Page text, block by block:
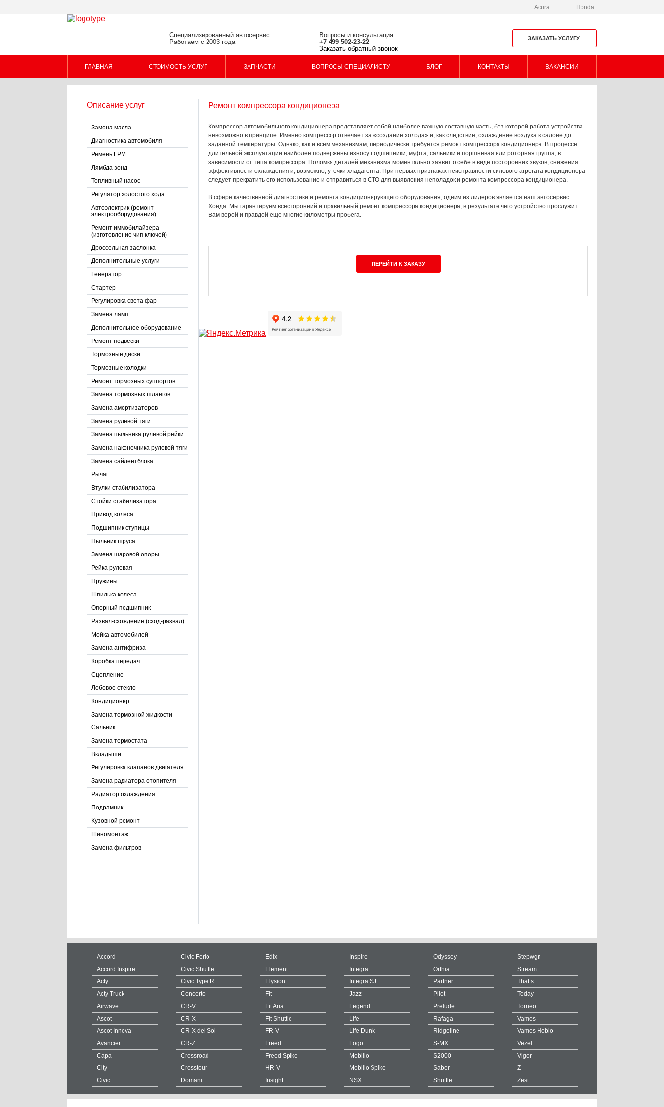
Honda
Acura
Специализированный автосервис
Работаем с 2003 года
Вопросы и консультация
+7 499 502-23-22
Заказать обратный звонок
ЗАКАЗАТЬ УСЛУГУ
ГЛАВНАЯ СТОИМОСТЬ УСЛУГ ЗАПЧАСТИ ВОПРОСЫ СПЕЦИАЛИСТУ БЛОГ КОНТАКТЫ ВАКАНСИИ
Описание услуг
Замена масла
Диагностика автомобиля
Ремень ГРМ
Лямбда зонд
Топливный насос
Регулятор холостого хода
Автоэлектрик (ремонт
электрооборудования)
Ремонт иммобилайзера
(изготовление чип ключей)
Дроссельная заслонка
Дополнительные услуги
Генератор
Стартер
Регулировка света фар
Замена ламп
Дополнительное оборудование
Ремонт подвески
Тормозные диски
Тормозные колодки
Ремонт тормозных суппортов
Замена тормозных шлангов
Замена амортизаторов
Замена рулевой тяги
Замена пыльника рулевой рейки
Замена наконечника рулевой тяги
Замена сайлентблока
Рычаг
Втулки стабилизатора
Стойки стабилизатора
Привод колеса
Подшипник ступицы
Пыльник шруса
Замена шаровой опоры
Рейка рулевая
Пружины
Шпилька колеса
Опорный подшипник
Развал-схождение (сход-развал)
Мойка автомобилей
Замена антифриза
Коробка передач
Сцепление
Лобовое стекло
Кондиционер
Замена тормозной жидкости
Сальник
Замена термостата
Вкладыши
Регулировка клапанов двигателя
Замена радиатора отопителя
Радиатор охлаждения
Подрамник
Кузовной ремонт
Шиномонтаж
Замена фильтров
Ремонт компрессора кондиционера
Компрессор автомобильного кондиционера представляет собой наиболее важную составную часть, без которой работа устройства
невозможно в принципе. Именно компрессор отвечает за «создание холода» и, как следствие, охлаждение воздуха в салоне до
заданной температуры. Однако, как и всем механизмам, периодически требуется ремонт компрессора кондиционера. В процессе
длительной эксплуатации наиболее подвержены износу подшипники, муфта, сальники и поршневая или роторная группа, в
зависимости от типа компрессора. Поломка деталей механизма моментально заявит о себе в виде посторонних звуков, снижения
эффективности охлаждения и, возможно, утечки хладагента. При первых признаках неисправности силового агрегата кондиционера
следует прекратить его использование и отправиться в СТО для выявления неполадок и ремонта компрессора кондиционера.
В сфере качественной диагностики и ремонта кондиционирующего оборудования, одним из лидеров является наш автосервис
Хонда. Мы гарантируем всесторонний и правильный ремонт компрессора кондиционера, в результате чего устройство прослужит
Вам верой и правдой еще многие километры пробега.
ПЕРЕЙТИ К ЗАКАЗУ
Accord
Accord Inspire
Acty
Acty Truck
Airwave
Ascot
Ascot Innova
Avancier
Capa
City
Civic
Civic Ferio
Civic Shuttle
Civic Type R
Concerto
CR-V
CR-X
CR-X del Sol
CR-Z
Crossroad
Crosstour
Domani
Edix
Element
Elysion
Fit
Fit Aria
Fit Shuttle
FR-V
Freed
Freed Spike
HR-V
Insight
Inspire
Integra
Integra SJ
Jazz
Legend
Life
Life Dunk
Logo
Mobilio
Mobilio Spike
NSX
Odyssey
Orthia
Partner
Pilot
Prelude
Rafaga
Ridgeline
S-MX
S2000
Saber
Shuttle
Stepwgn
Stream
That’s
Today
Torneo
Vamos
Vamos Hobio
Vezel
Vigor
Z
Zest